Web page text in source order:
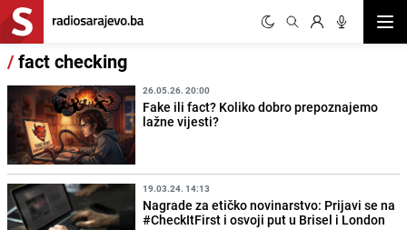
/fact checking
26.05.26. 20:00
Fake ili fact? Koliko dobro prepoznajemo
lažne vijesti?
19.03.24. 14:13
Nagrade za etičko novinarstvo: Prijavi se na
#CheckItFirst i osvoji put u Brisel i London